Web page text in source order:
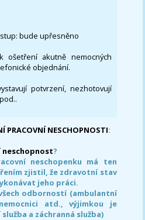
bude upřesněno
ošetření akutně nemocných
objednání.
potvrzení, nezhotovují
PRACOVNÍ NESCHOPNOSTI:
neschopnost?
neschopenku má ten
zjistil, že zdravotní stav
jeho práci.
odborností (ambulantní
atd., výjimkou je
a záchranná služba)